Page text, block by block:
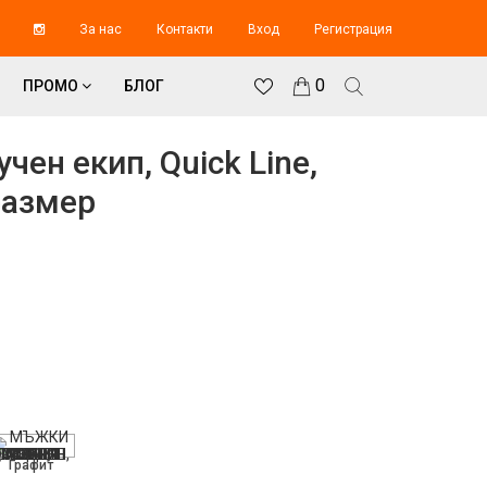
За нас Контакти Вход Регистрация
ПРОМО БЛОГ 0
екип, Quick Line,
Графит